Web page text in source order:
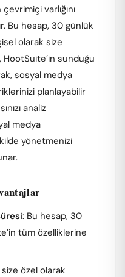
varlığını
Bu hesap, 30 günlük
olarak size
HootSuite’in sunduğu
sosyal medya
planlayabilir
analiz
medya
yönetmenizi
: Bu hesap, 30
tüm özelliklerine
size özel olarak